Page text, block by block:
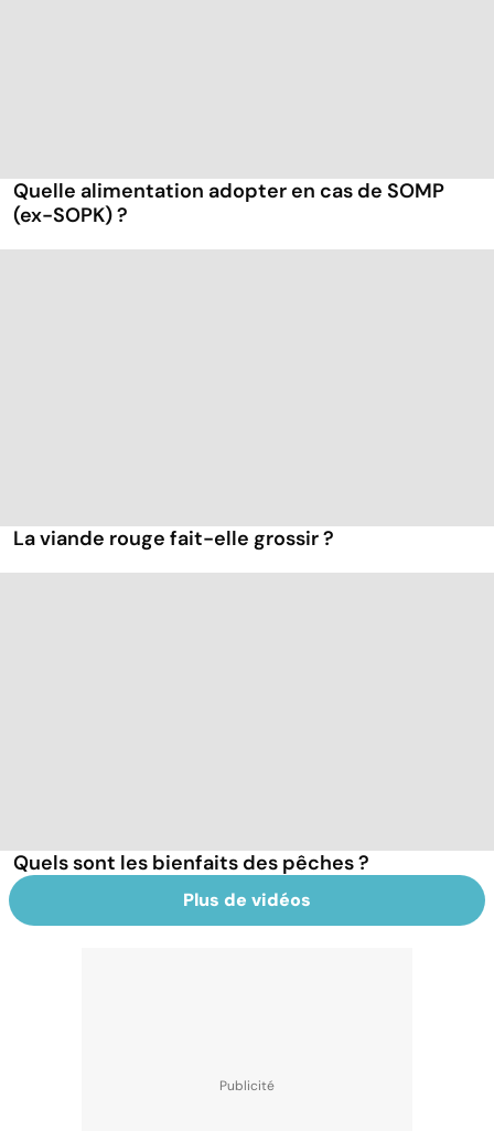
Quelle alimentation adopter en cas de SOMP
(ex-SOPK) ?
La viande rouge fait-elle grossir ?
Quels sont les bienfaits des pêches ?
Plus de vidéos